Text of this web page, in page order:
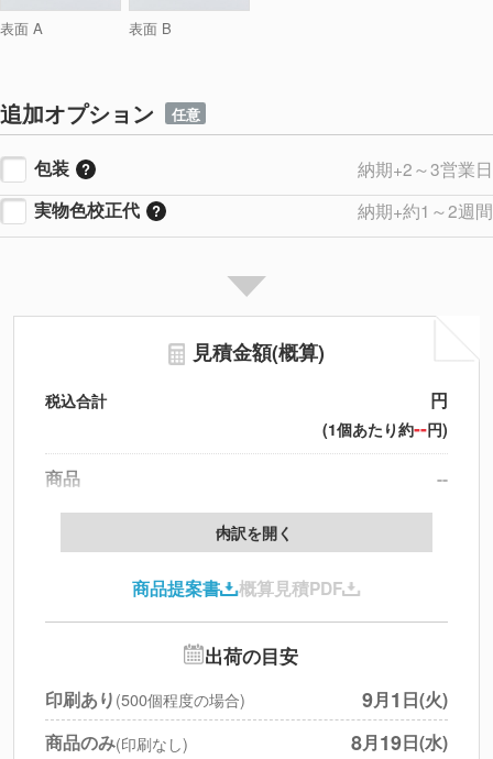
表面 A 表面 B
追加オプション 任意
包装
納期+2～3営業日
実物色校正代
納期+約1～2週間
見積金額(概算)
税込合計 円
(1個あたり約--円)
商品
--
製版代
印刷代
北海道・沖縄・離島 別途
円
※上記小計は税別です
内訳を開く
商品提案書 概算見積PDF
出荷の目安
印刷あり (500個程度の場合) 9月1 日(火)
商品のみ(印刷なし) 8月19日(水)